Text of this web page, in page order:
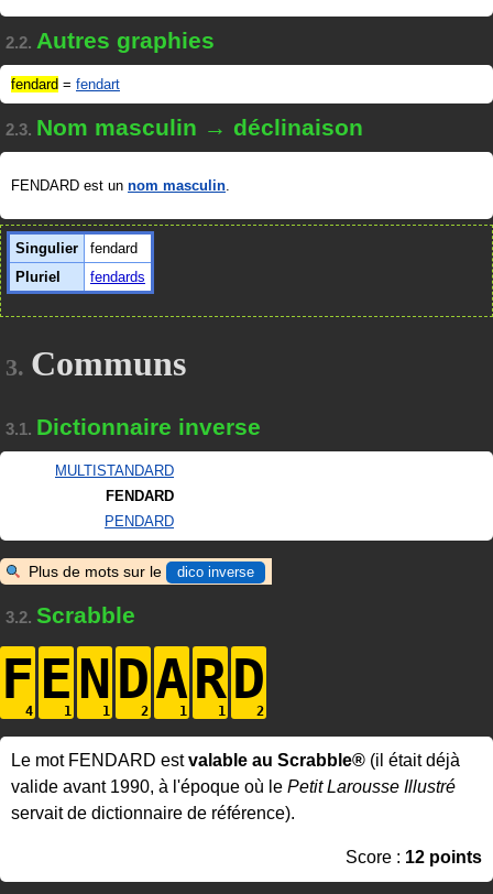
2.2. Autres graphies
fendard = fendart
2.3. Nom masculin → déclinaison
FENDARD est un nom masculin.
Singulier
fendard
Pluriel
fendards
3. Communs
3.1. Dictionnaire inverse
MULTISTANDARD
FENDARD
PENDARD
Plus de mots sur le dico inverse
3.2. Scrabble
FENDARD
Le mot FENDARD estvalable au Scrabble® (il était déjà
valide avant 1990, à l'époque où le Petit Larousse Illustré
servait de dictionnaire de référence).
Score : 12 points